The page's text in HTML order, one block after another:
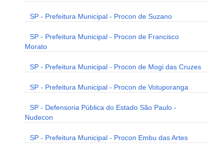
SP - Prefeitura Municipal - Procon de Suzano
SP - Prefeitura Municipal - Procon de Francisco
Morato
SP - Prefeitura Municipal - Procon de Mogi das Cruzes
SP - Prefeitura Municipal - Procon de Votuporanga
SP - Defensoria Pública do Estado São Paulo -
Nudecon
SP - Prefeitura Municipal - Procon Embu das Artes